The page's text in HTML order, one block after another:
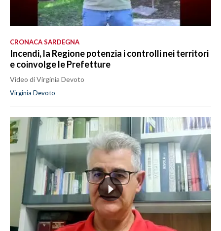
CRONACA SARDEGNA
Incendi, la Regione potenzia i controlli nei territori
e coinvolge le Prefetture
Video di Virginia Devoto
Virginia Devoto